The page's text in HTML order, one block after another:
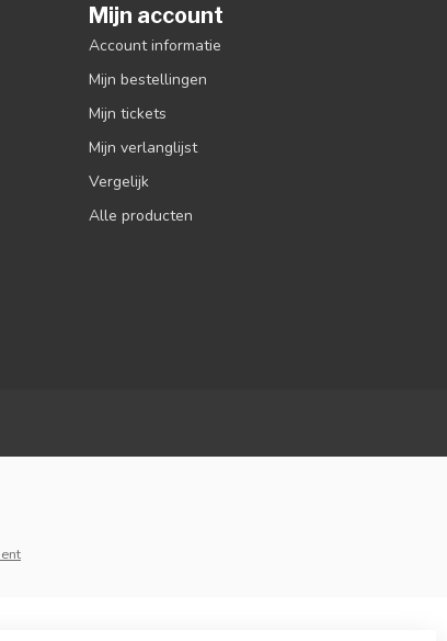
Mijn account
Account informatie
Mijn bestellingen
Mijn tickets
Mijn verlanglijst
Vergelijk
Alle producten